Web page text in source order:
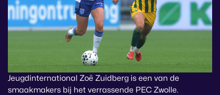
Jeugdinternational Zoë Zuidberg is een van de
smaakmakers bij het verrassende PEC Zwolle.